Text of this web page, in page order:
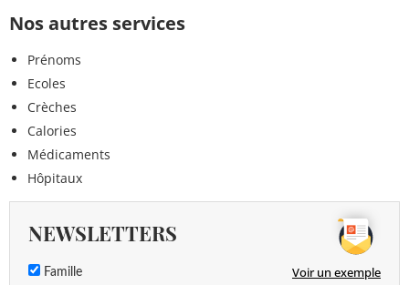
Nos autres services
Prénoms
Ecoles
Crèches
Calories
Médicaments
Hôpitaux
NEWSLETTERS
Famille Voir un exemple